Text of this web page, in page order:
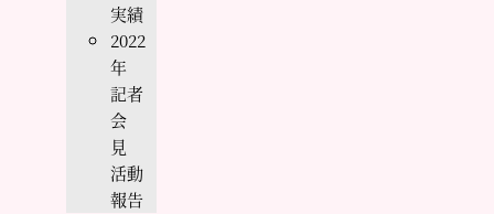
実績
2022
年
記者
会
見
活動
報告